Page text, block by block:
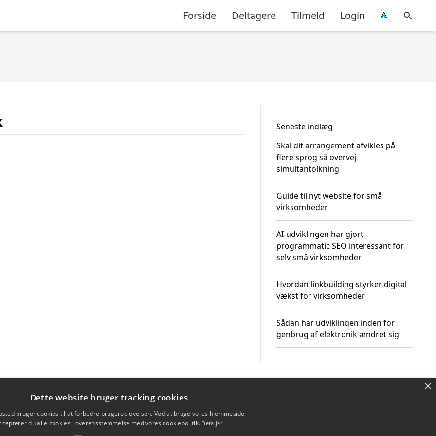
Forside Deltagere Tilmeld Login
Seneste indlæg
Skal dit arrangement afvikles på
flere sprog så overvej
simultantolkning
Guide til nyt website for små
virksomheder
AI-udviklingen har gjort
programmatic SEO interessant for
selv små virksomheder
Hvordan linkbuilding styrker digital
vækst for virksomheder
Sådan har udviklingen inden for
genbrug af elektronik ændret sig
×
Dette website bruger tracking cookies
bruger cookies til at forbedre brugeroplevelsen. Ved at bruge vores hjemmeside
du alle cookies i overensstemmelse med vores cookiepolitik. Detaljer